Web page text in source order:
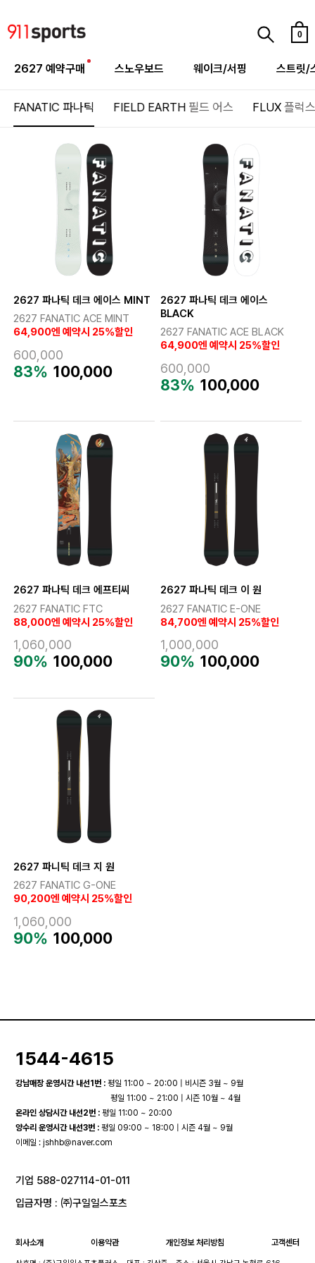
0
2627 예약구매 스노우보드 웨이크/서핑 스트릿/
FANATIC 파나틱 FIELD EARTH필드 어스 FLUX 플럭
2627 파나틱 데크 에이스 MINT
2627 FANATIC ACE MINT
64,900엔 예약시 25%할인
600,000
83% 100,000
2627 파나틱 데크 에이스
BLACK
2627 FANATIC ACE BLACK
64,900엔 예약시 25%할인
600,000
83% 100,000
2627 파나틱 데크 에프티씨
2627 FANATIC FTC
88,000엔 예약시 25%할인
1,060,000
90% 100,000
2627 파나틱 데크 이 원
2627 FANATIC E-ONE
84,700엔 예약시 25%할인
1,000,000
90% 100,000
2627 파니틱 데크 지 원
2627 FANATIC G-ONE
90,200엔 예약시 25%할인
1,060,000
90% 100,000
1544-4615
강남매장 운영시간 내선1번 : 평일 11:00 ~ 20:00 | 비시즌 3월 ~ 9월
평일 11:00 ~ 21:00 | 시즌 10월 ~ 4월
온라인 상담시간 내선2번 : 평일 11:00 ~ 20:00
양수리 운영시간 내선3번 : 평일 09:00 ~ 18:00 | 시즌 4월 ~ 9월
이메일 :jshhb@naver.com
기업 588-027114-01-011
입금자명 : ㈜구일일스포츠
회사소개 이용약관 개인정보 처리방침 고객센터